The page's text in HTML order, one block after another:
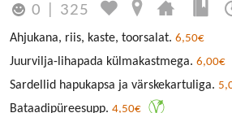
0 325
Ahjukana, riis, kaste, toorsalat. 6,50€
Juurvilja-lihapada külmakastmega. 6,00€
Sardellid hapukapsa ja värskekartuliga.
Bataadipüreesupp. 4,50€